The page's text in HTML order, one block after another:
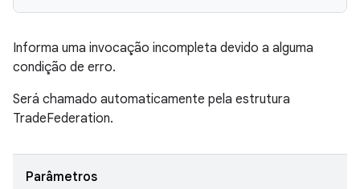
Informa uma invocação incompleta devido a alguma
condição de erro.
Será chamado automaticamente pela estrutura
TradeFederation.
Parâmetros